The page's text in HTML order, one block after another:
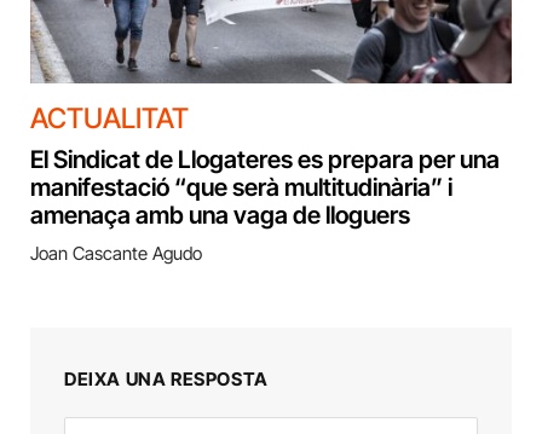
ACTUALITAT
El Sindicat de Llogateres es prepara per una
manifestació “que serà multitudinària” i
amenaça amb una vaga de lloguers
Joan Cascante Agudo
DEIXA UNA RESPOSTA